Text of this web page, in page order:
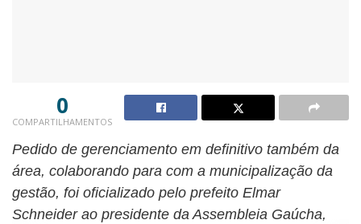
0
COMPARTILHAMENTOS
Pedido de gerenciamento em definitivo também da
área, colaborando para com a municipalização da
gestão, foi oficializado pelo prefeito Elmar
Schneider ao presidente da Assembleia Gaúcha,